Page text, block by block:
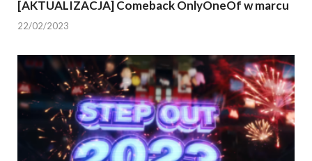
[AKTUALIZACJA] Comeback OnlyOneOf w marcu
22/02/2023